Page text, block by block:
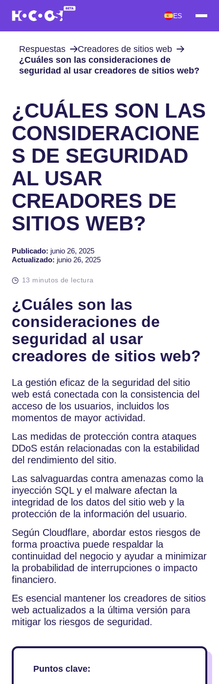
ES
Respuestas
Creadores de sitios web
¿Cuáles son las consideraciones de
seguridad al usar creadores de sitios web?
¿CUÁLES SON LAS
CONSIDERACIONE
S DE SEGURIDAD
AL USAR
CREADORES DE
SITIOS WEB?
Publicado: junio 26, 2025
Actualizado: junio 26, 2025
13 minutos de lectura
¿Cuáles son las
consideraciones de
seguridad al usar
creadores de sitios web?
La gestión eficaz de la seguridad del sitio
web está conectada con la consistencia del
acceso de los usuarios, incluidos los
momentos de mayor actividad.
Las medidas de protección contra ataques
DDoS están relacionadas con la estabilidad
del rendimiento del sitio.
Las salvaguardas contra amenazas como la
inyección SQL y el malware afectan la
integridad de los datos del sitio web y la
protección de la información del usuario.
Según Cloudflare, abordar estos riesgos de
forma proactiva puede respaldar la
continuidad del negocio y ayudar a minimizar
la probabilidad de interrupciones o impacto
financiero.
Es esencial mantener los creadores de sitios
web actualizados a la última versión para
mitigar los riesgos de seguridad.
Puntos clave: